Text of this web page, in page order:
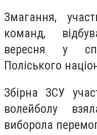
Змагання,
команд,
вересня у
Поліського
Збірна ЗСУ
волейболу
виборола